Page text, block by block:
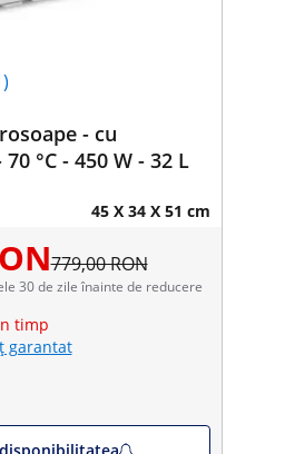
- cu
°C - 450 W - 32 L
45 X 34 X 51 cm
779,00 RON
30 de zile înainte de reducere
timp
garantat